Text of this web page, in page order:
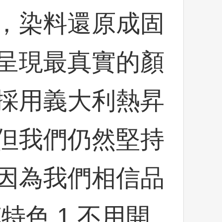
染料還原成固
現最真實的顏
用義大利熱昇
我們仍然堅持
為我們相信品
色 1.不用開